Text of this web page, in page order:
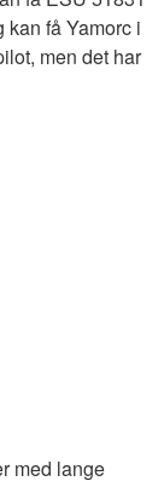
få Yamorc i
men det har
med lange